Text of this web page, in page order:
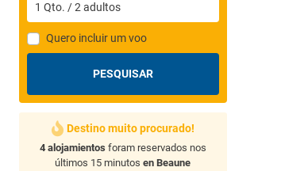
1 Qto. /2 adultos
Quero incluir um voo
PESQUISAR
Destino muito procurado!
4 alojamientos foram reservados nos
últimos 15 minutosen Beaune